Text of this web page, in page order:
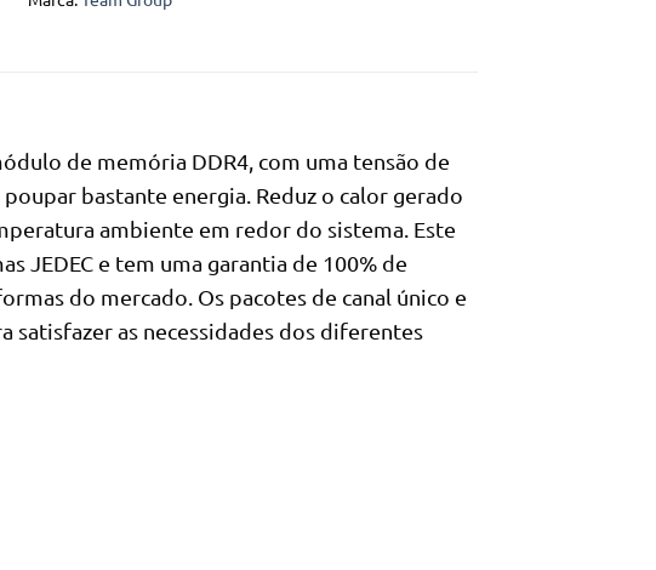
de memória DDR4, com uma tensão de
bastante energia. Reduz o calor gerado
ambiente em redor do sistema. Este
JEDEC e tem uma garantia de 100% de
do mercado. Os pacotes de canal único e
satisfazer as necessidades dos diferentes